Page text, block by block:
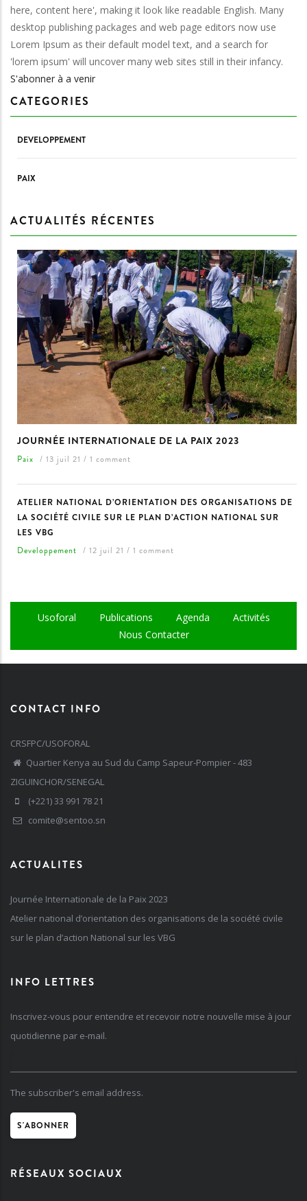
here, content here', making it look like readable English. Many
desktop publishing packages and web page editors now use
Lorem Ipsum as their default model text, and a search for
'lorem ipsum' will uncover many web sites still in their infancy.
S'abonner à a venir
CATEGORIES
DEVELOPPEMENT
PAIX
ACTUALITÉS RÉCENTES
JOURNÉE INTERNATIONALE DE LA PAIX 2023
Paix / 13 juil 21 / 1 comment
ATELIER NATIONAL D’ORIENTATION DES ORGANISATIONS DE
LA SOCIÉTÉ CIVILE SUR LE PLAN D’ACTION NATIONAL SUR
LES VBG
Developpement / 12 juil 21 / 1 comment
Usoforal Publications Agenda
Activités
Nous Contacter
CONTACT INFO
CRSFPC/USOFORAL
Quartier Kenya au Sud du Camp Sapeur-Pompier - 483
ZIGUINCHOR/SENEGAL
(+221) 33 991 78 21
comite@sentoo.sn
ACTUALITES
Journée Internationale de la Paix 2023
Atelier national d’orientation des organisations de la société civile
sur le plan d’action National sur les VBG
INFO LETTRES
Inscrivez-vous pour entendre et recevoir notre nouvelle mise à jour
quotidienne par e-mail.
The subscriber's email address.
RÉSEAUX SOCIAUX